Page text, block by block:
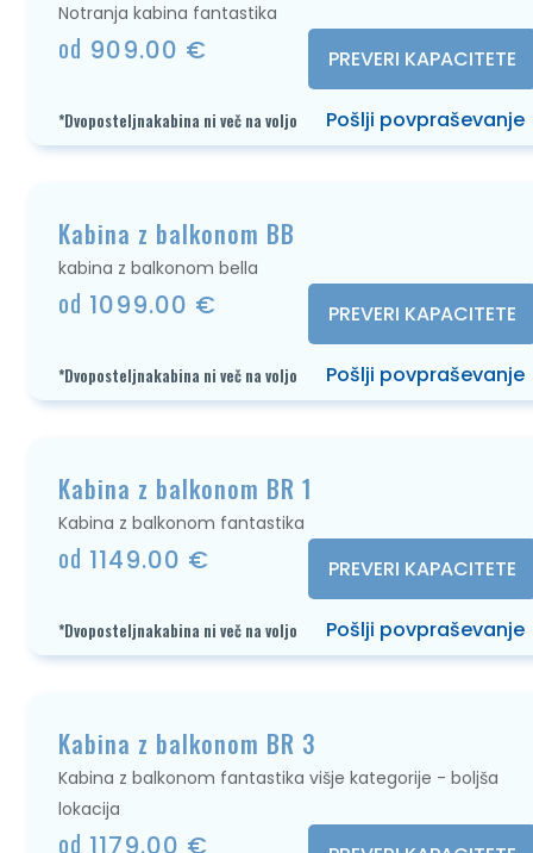
Pošlji povpraševanje
Notranja kabina fantastika
od 909.00 € PREVERI KAPACITETE
*Dvoposteljnakabina ni več na voljo
Pošlji povpraševanje
Kabina z balkonom BB
kabina z balkonom bella
od 1099.00 € PREVERI KAPACITETE
*Dvoposteljnakabina ni več na voljo
Pošlji povpraševanje
Kabina z balkonom BR 1
Kabina z balkonom fantastika
od 1149.00 € PREVERI KAPACITETE
*Dvoposteljnakabina ni več na voljo
Kabina z balkonom BR 3
Kabina z balkonom fantastika višje kategorije - boljša
lokacija
od